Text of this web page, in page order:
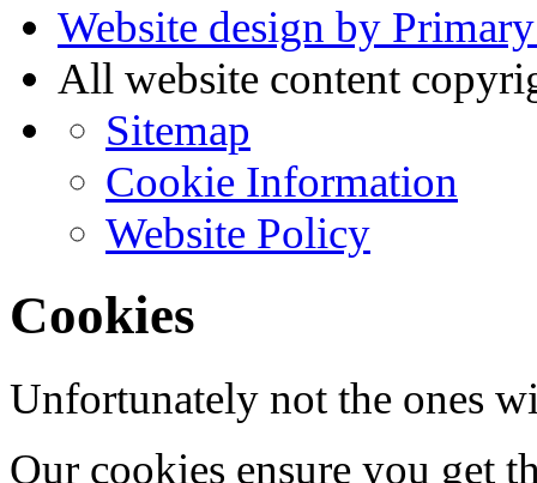
Website design by
All website content
Sitemap
Cookie Information
Website Policy
Cookies
Unfortunately not the ones
Our cookies ensure you get